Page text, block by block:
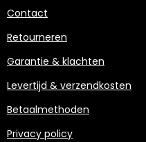
Contact
Retourneren
Garantie & klachten
Levertijd & verzendkosten
Betaalmethoden
Privacy policy